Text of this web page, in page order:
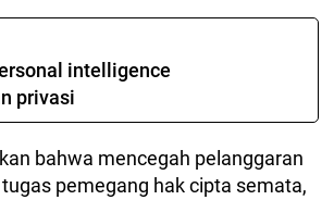
intelligence
privasi
bahwa mencegah pelanggaran
pemegang hak cipta semata,